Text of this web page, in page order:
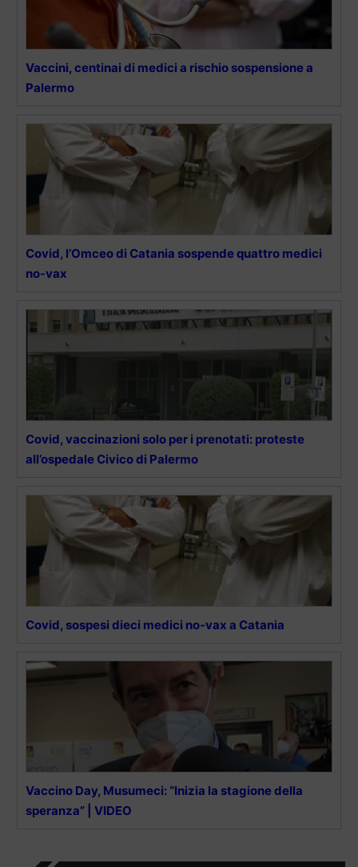
Vaccini, centinai di medici a rischio sospensione a
Palermo
Covid, l’Omceo di Catania sospende quattro medici
no-vax
Covid, vaccinazioni solo per i prenotati: proteste
all’ospedale Civico di Palermo
Covid, sospesi dieci medici no-vax a Catania
Vaccino Day, Musumeci: “Inizia la stagione della
speranza” | VIDEO